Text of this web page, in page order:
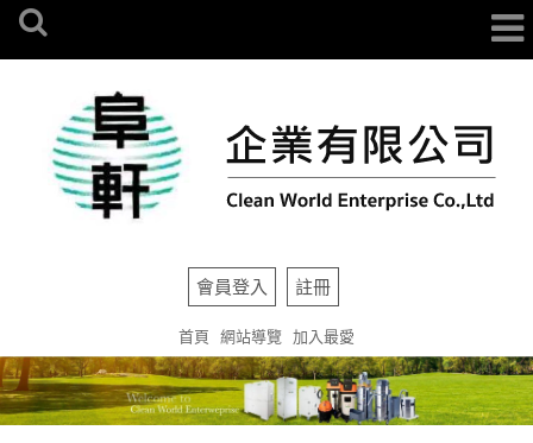
會員登入 註冊
首頁 網站導覽 加入最愛